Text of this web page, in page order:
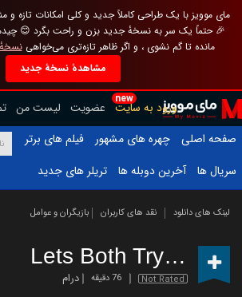
مای موویز با یک طراحی کاملاً جدید و کلی امکانات تازه و
🎉 حتماً یک سر به نسخهٔ جدید بزن و راحت بگرد 😊
مانده تا گم نشوی ، و اگر ظاهر تازه‌تری می‌خواهی
مشاهدهٔ نسخهٔ جدید
new
ورود به سایت عضویت لیست من
صفحه اصلی
چهره های مشهور
فیلم های برتر
سریال ها
آخرین دوبله ها تریلر های جدید
لینک های دانلود نقد های کاربران بازیگران و عوامل
Lets Both Try(2025)
Not Rated 76 دقیقه درام